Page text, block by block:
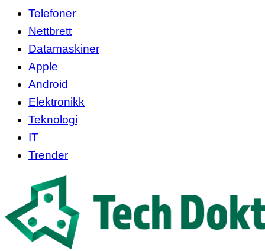
Telefoner
Nettbrett
Datamaskiner
Apple
Android
Elektronikk
Teknologi
IT
Trender